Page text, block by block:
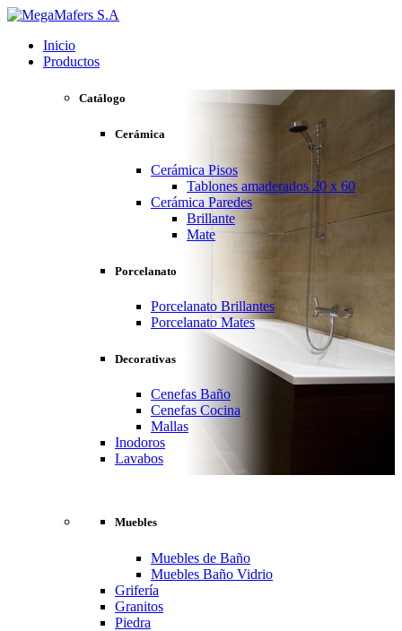
Inicio
Productos
Catálogo
Cerámica
Cerámica Pisos
Tablones amaderados 20 x 60
Cerámica Paredes
Brillante
Mate
Porcelanato
Porcelanato Brillantes
Porcelanato Mates
Decorativas
Cenefas Baño
Cenefas Cocina
Mallas
Inodoros
Lavabos
Muebles
Muebles de Baño
Muebles Baño Vidrio
Grifería
Granitos
Piedra